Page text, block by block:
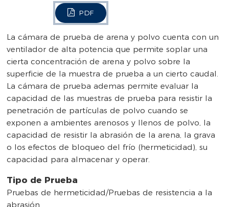
PDF
La cámara de prueba de arena y polvo cuenta con un
ventilador de alta potencia que permite soplar una
cierta concentración de arena y polvo sobre la
superficie de la muestra de prueba a un cierto caudal.
La cámara de prueba ademas permite evaluar la
capacidad de las muestras de prueba para resistir la
penetración de partículas de polvo cuando se
exponen a ambientes arenosos y llenos de polvo, la
capacidad de resistir la abrasión de la arena, la grava
o los efectos de bloqueo del frío (hermeticidad), su
capacidad para almacenar y operar.
Tipo de Prueba
Pruebas de hermeticidad/Pruebas de resistencia a la
abrasión